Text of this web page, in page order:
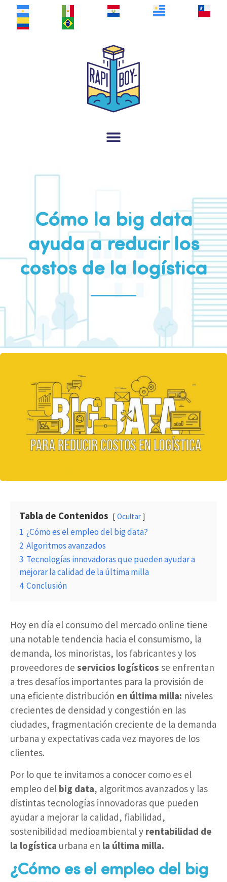
Cómo la big data
ayuda a reducir los
costos de la logística
Tabla de Contenidos Ocultar
1 ¿Cómo es el empleo del big data?
2 Algoritmos avanzados
3 Tecnologías innovadoras que pueden ayudar a
mejorar la calidad de la última milla
4 Conclusión
Hoy en día el consumo del mercado online tiene
una notable tendencia hacia el consumismo, la
demanda, los minoristas, los fabricantes y los
proveedores de servicios logísticos se enfrentan
a tres desafíos importantes para la provisión de
una eficiente distribución en última milla: niveles
crecientes de densidad y congestión en las
ciudades, fragmentación creciente de la demanda
urbana y expectativas cada vez mayores de los
clientes.
Por lo que te invitamos a conocer como es el
empleo del big data, algoritmos avanzados y las
distintas tecnologías innovadoras que pueden
ayudar a mejorar la calidad, fiabilidad,
sostenibilidad medioambiental y rentabilidad de
la logística urbana en la última milla.
¿Cómo es el empleo del big